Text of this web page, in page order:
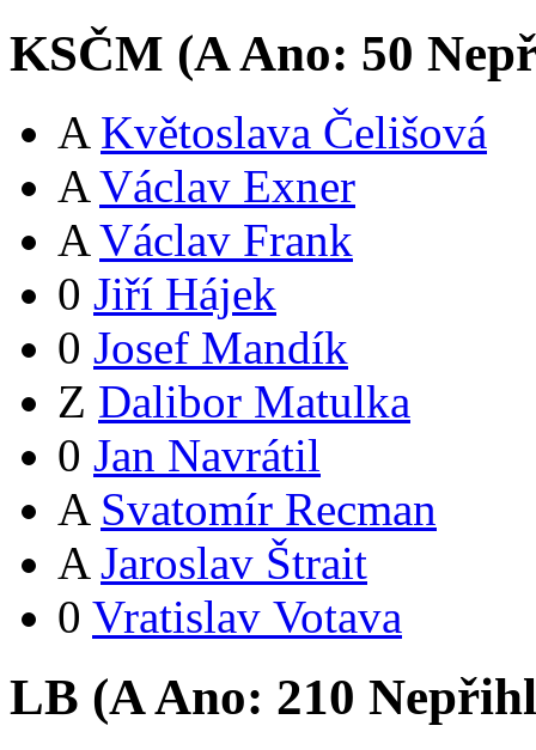
KSČM (AAno: 50
A Květoslava Čelišová
A Václav Exner
A Václav Frank
0 Jiří Hájek
0 Josef Mandík
Z Dalibor Matulka
0 Jan Navrátil
A Svatomír Recman
A Jaroslav Štrait
0 Vratislav Votava
LB (AAno: 210